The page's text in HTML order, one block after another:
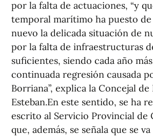
por la falta de actuaciones, “y
temporal marítimo ha puesto
nuevo la delicada situación de
por la falta de infraestructuras
suficientes, siendo cada año
continuada regresión causada
Borriana”, explica la Concejal de
Esteban.En este sentido, se ha
escrito al Servicio Provincial de
que, además, se señala que se